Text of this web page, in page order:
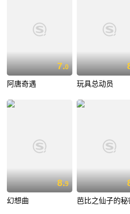
7.0
阿唐奇遇 玩具总动员
8.9
幻想曲 芭比之仙子的秘